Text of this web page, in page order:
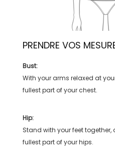
PRENDRE VOS
Bust:
With your arms relaxed at
fullest part of your chest.
Hip:
Stand with your feet
fullest part of your hips.